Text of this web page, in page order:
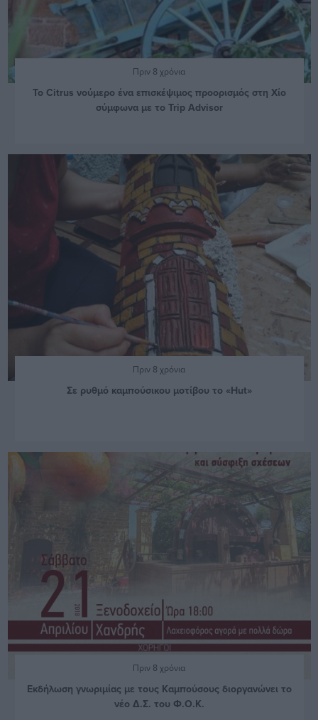
Πριν 8 χρόνια
Το Citrus νούμερο ένα επισκέψιμος προορισμός στη Χίο
σύμφωνα με το Trip Advisor
Πριν 8 χρόνια
Σε ρυθμό καμπούσικου μοτίβου το «Hut»
Πριν 8 χρόνια
Εκδήλωση γνωριμίας με τους Καμπούσους διοργανώνει το
νέο Δ.Σ. του Φ.Ο.Κ.